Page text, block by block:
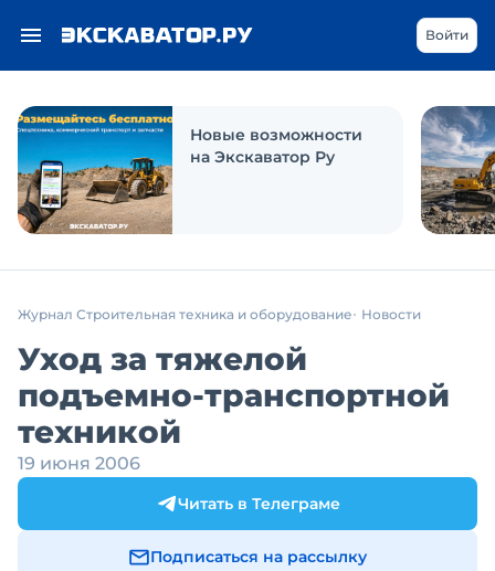
Войти
Новые возможности
на Экскаватор Ру
Журнал Строительная техника и оборудование Новости
Уход за тяжелой
подъемно-транспортной
техникой
19 июня 2006
Читать в Телеграме
Подписаться на рассылку